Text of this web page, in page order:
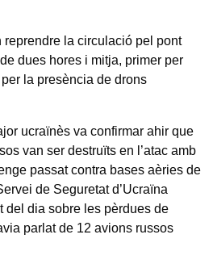
reprendre la circulació pel pont
dues hores i mitja, primer per
per la presència de drons
ucraïnès va confirmar ahir que
van ser destruïts en l’atac amb
passat contra bases aèries de
de Seguretat d’Ucraïna
del dia sobre les pèrdues de
parlat de 12 avions russos